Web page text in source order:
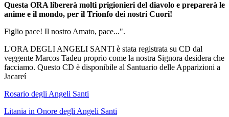
Questa ORA libererà molti prigionieri del diavolo e preparerà le
anime e il mondo, per il Trionfo dei nostri Cuori!
Figlio pace! Il nostro Amato, pace...".
L'ORA DEGLI ANGELI SANTI è stata registrata su CD dal
veggente Marcos Tadeu proprio come la nostra Signora desidera che
facciamo. Questo CD è disponibile al Santuario delle Apparizioni a
Jacareí
Rosario degli Angeli Santi
Litania in Onore degli Angeli Santi